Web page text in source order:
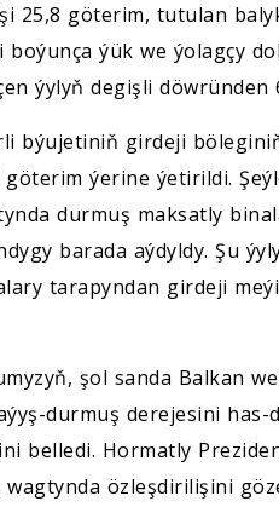
göterim, tutulan
ýük we ýolagçy
ýylyň degişli
býujetiniň girdeji
ýerine ýetirildi.
durmuş maksatly
barada aýdyldy. Şu
tarapyndan girdeji
şol sanda Balkan
durmuş derejesini has-
belledi. Hormatly
özleşdirilişini